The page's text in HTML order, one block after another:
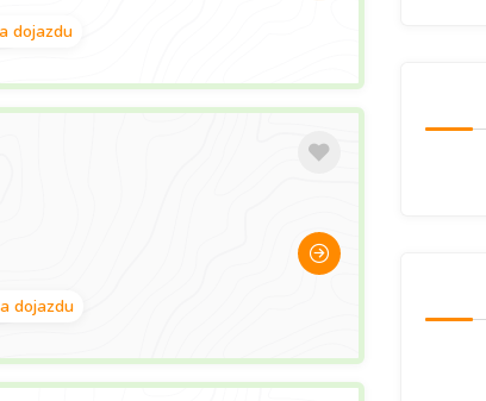
dojazdu
dojazdu